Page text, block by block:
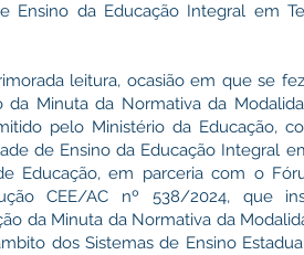
Ensino da Educação Integral em
leitura, ocasião em que se
Minuta da Normativa da
pelo Ministério da Educação,
de Ensino da Educação Integral
Educação, em parceria com o
CEE/AC nº 538/2024, que
da Minuta da Normativa da
dos Sistemas de Ensino